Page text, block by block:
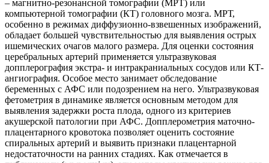
– магнитно-резонансной томографии (МРТ) или
компьютерной томографии (КТ) головного мозга. МРТ,
особенно в режимах диффузионно-взвешенных изображений,
обладает большей чувствительностью для выявления острых
ишемических очагов малого размера. Для оценки состояния
церебральных артерий применяется ультразвуковая
допплерография экстра- и интракраниальных сосудов или КТ-
ангиография. Особое место занимает обследование
беременных с АФС или подозрением на него. Ультразвуковая
фетометрия в динамике является основным методом для
выявления задержки роста плода, одного из критериев
акушерской патологии при АФС. Допплерометрия маточно-
плацентарного кровотока позволяет оценить состояние
спиральных артерий и выявить признаки плацентарной
недостаточности на ранних стадиях. Как отмечается в